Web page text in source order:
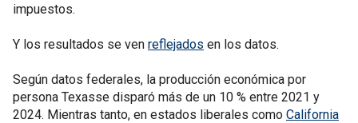
impuestos.
Y los resultados se ven reflejados en los datos.
Según datos federales, la producción económica por
persona Texasse disparó más de un 10 % entre 2021 y
2024. Mientras tanto, en estados liberales como California